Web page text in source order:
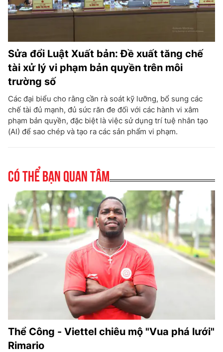
Sửa đổi Luật Xuất bản: Đề xuất tăng chế
tài xử lý vi phạm bản quyền trên môi
trường số
Các đại biểu cho rằng cần rà soát kỹ lưỡng, bổ sung các
chế tài đủ mạnh, đủ sức răn đe đối với các hành vi xâm
phạm bản quyền, đặc biệt là việc sử dụng trí tuệ nhân tạo
(AI) để sao chép và tạo ra các sản phẩm vi phạm.
Có thể bạn quan tâm
Thể Công - Viettel chiêu mộ "Vua phá lưới"
Rimario